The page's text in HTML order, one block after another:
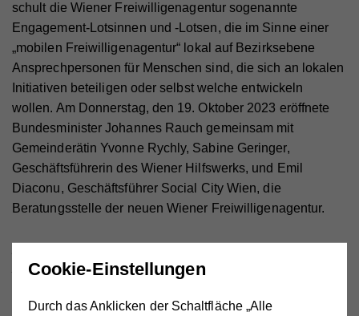
schult die Wiener Freiwilligenagentur sogenannte
Engagement-Lotsinnen und -Lotsen, die im Sinne einer
„mobilen Freiwilligenagentur“ lokal auf Bezirksebene
Ansprechpersonen für Menschen sind, die sich an lokalen
Initiativen beteiligen oder selbst welche entwickeln
wollen. Am Donnerstag, den 19. Oktober 2023 eröffnete
Bundesminister Johannes Rauch gemeinsam mit
Gemeinderätin Yvonne Rychly, Sabine Geringer,
Geschäftsführerin des Wiener Hilfswerks, und Emil
Diaconu, Geschäftsführer Social City Wien, die
Beratungsstelle der neuen Wiener Freiwilligenagentur.
Zusammenhalt in unserer Gesellschaft sicherzustellen.
engagieren möchten, bestmöglich dabei unterstützen, ein
Cookie-Einstellungen
Durch das Anklicken der Schaltfläche „Alle